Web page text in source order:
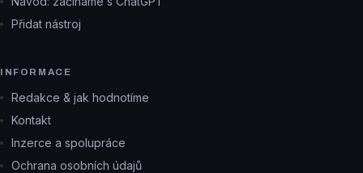
Přidat nástroj
INFORMACE
Redakce & jak hodnotíme
Kontakt
Inzerce a spolupráce
Ochrana osobních údajů